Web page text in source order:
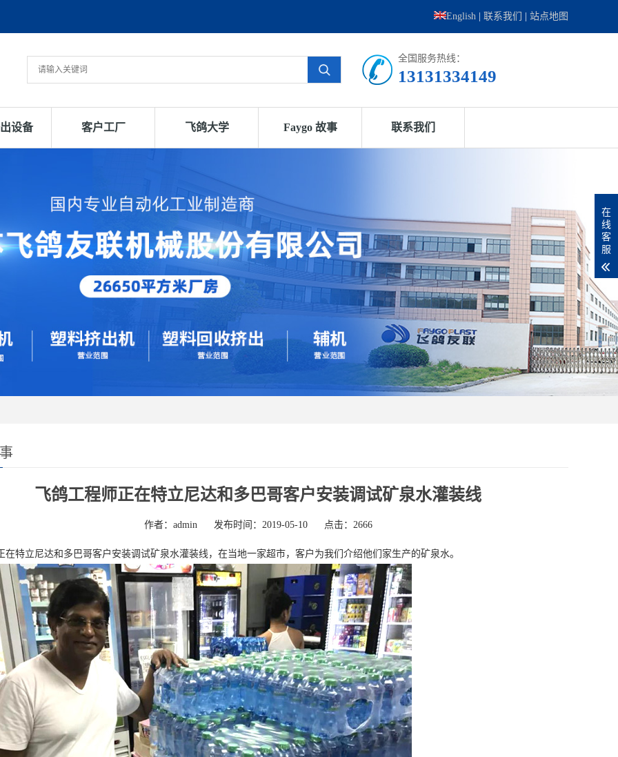
English 联系我们 站点地图
全国服务热线：
13131334149
设备 客户工厂 飞鸽大学 Faygo 故事 联系我们
飞鸽工程师正在特立尼达和多巴哥客户安装调试矿泉水灌装线
作者：admin 发布时间：2019-05-10 点击：2666
在特立尼达和多巴哥客户安装调试矿泉水灌装线，在当地一家超市，客户为我们介绍他们家生产的矿泉水。
在
线
客
服